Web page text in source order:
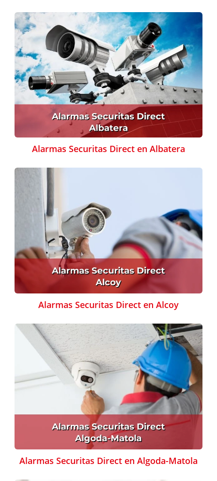
Alarmas Securitas Direct en Albatera
Alarmas Securitas Direct en Alcoy
Alarmas Securitas Direct en Algoda-Matola